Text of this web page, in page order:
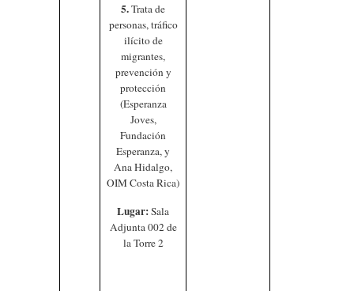
5.Trata de
personas, tráfico
ilícito de
migrantes,
prevención y
protección
(Esperanza
Joves,
Fundación
Esperanza, y
Ana Hidalgo,
OIM Costa Rica)
Lugar:Sala
Adjunta 002 de
la Torre 2